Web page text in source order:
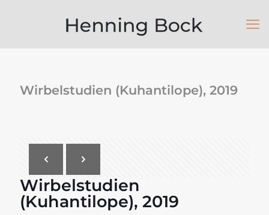
Wirbelstudien (Kuhantilope), 2019
Wirbelstudien
(Kuhantilope), 2019